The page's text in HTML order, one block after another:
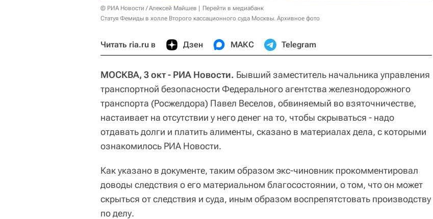
© РИА Новости / Алексей Майшев
Перейти в медиабанк
Статуя Фемиды в холле Второго кассационного суда Москвы. Архивное фото
Читать ria.ru в Дзен МАКС Telegram
МОСКВА, 3 окт - РИА Новости. Бывший заместитель начальника управления
транспортной безопасности Федерального агентства железнодорожного
транспорта (Росжелдора) Павел Веселов, обвиняемый во взяточничестве,
настаивает на отсутствии у него денег на то, чтобы скрываться - надо
отдавать долги и платить алименты, сказано в материалах дела, с которыми
ознакомилось РИА Новости.
Как указано в документе, таким образом экс-чиновник прокомментировал
доводы следствия о его материальном благосостоянии, о том, что он может
скрыться от следствия и суда, иным образом воспрепятстовать производству
по делу.